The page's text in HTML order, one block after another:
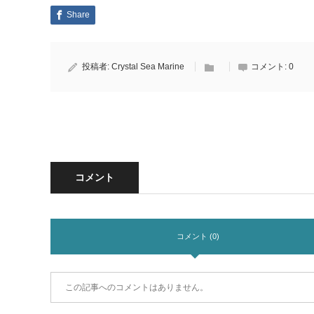
Share
投稿者: Crystal Sea Marine コメント: 0
コメント
コメント (0)
この記事へのコメントはありません。